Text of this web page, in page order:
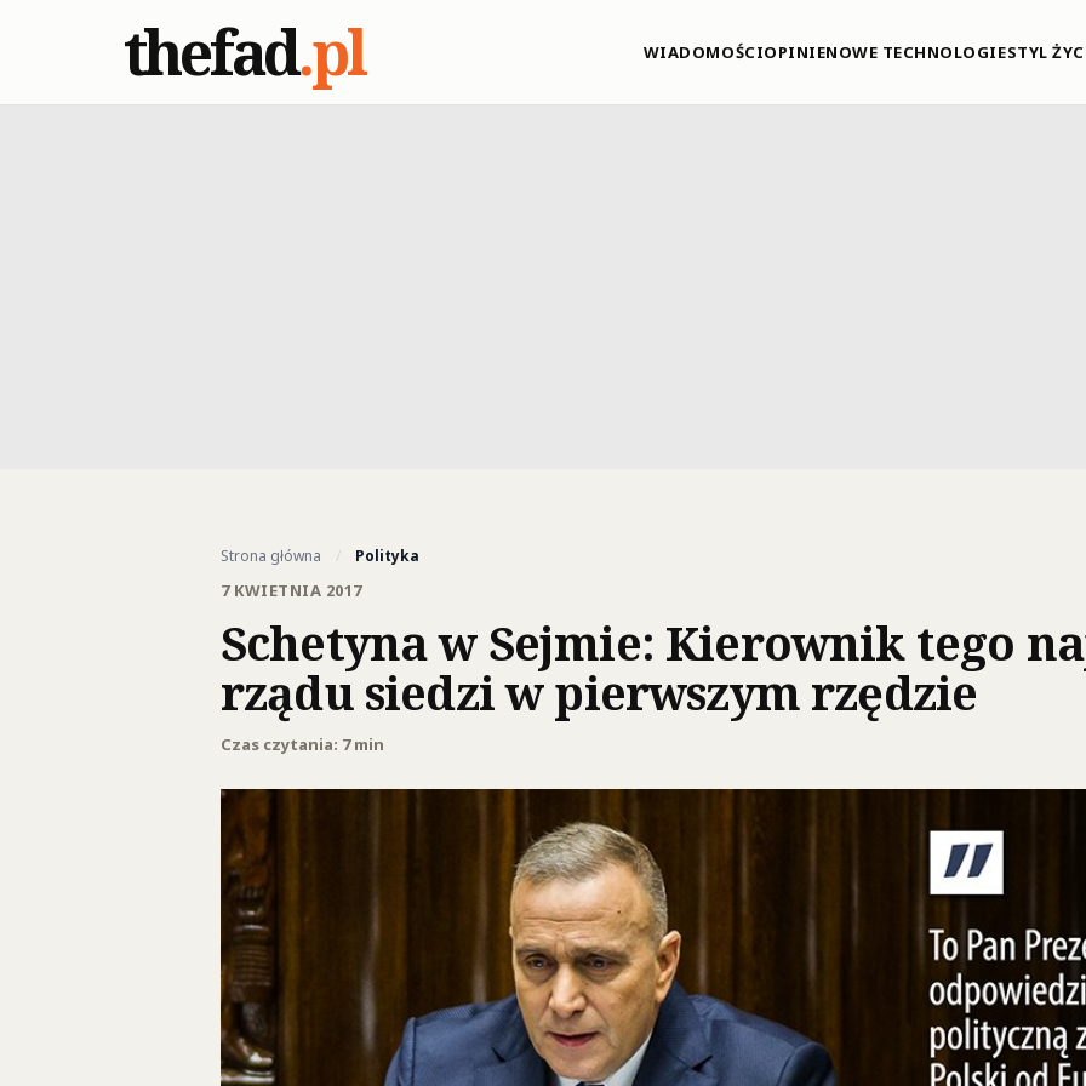
thefad.pl WIADOMOŚCIOPINIENOWE TECHNOLOGIESTYL
Strona główna / Polityka
7 KWIETNIA 2017
Schetyna w Sejmie: Kierownik tego
rządu siedzi w pierwszym rzędzie
Czas czytania: 7 min